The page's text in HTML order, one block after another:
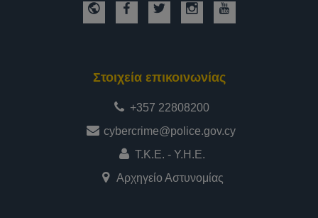
Στοιχεία επικοινωνίας
+357 22808200
cybercrime@police.gov.cy
Τ.Κ.Ε. - Υ.Η.Ε.
Αρχηγείο Αστυνομίας